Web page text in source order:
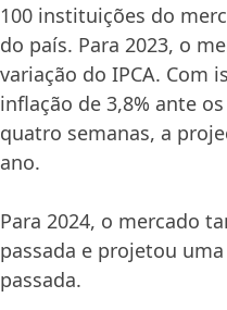
100 instituições do
do país. Para 2023, o
variação do IPCA. Com
inflação de 3,8% ante
quatro semanas, a
ano.
Para 2024, o mercado
passada e projetou
passada.